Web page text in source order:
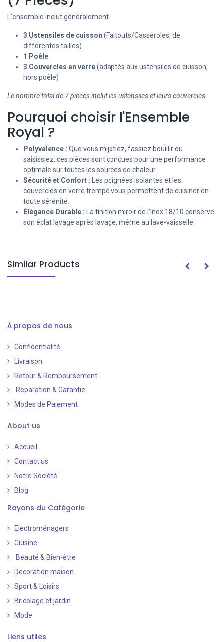
L'ensemble inclut généralement :
3 Ustensiles de cuisson (Faitouts/Casseroles, de
différentes tailles)
1 Poêle
3 Couvercles en verre(adaptés aux ustensiles de cuisson,
hors poêle)
Le nombre total de 7 pièces inclut les ustensiles et leurs couvercles.
Pourquoi choisir l'Ensemble
Royal ?
Polyvalence : Que vous mijotiez, fassiez bouillir ou
saisissiez, ces pièces sont conçues pour une performance
optimale sur toutes les sources de chaleur.
Sécurité et Confort : Les poignées isolantes et les
couvercles en verre trempé vous permettent de cuisiner en
toute sérénité.
Élégance Durable : La finition miroir de l'Inox 18/10 conserve
son éclat lavage après lavage, même au lave-vaisselle.
Similar Products
À propos de nous
Confidentialité
Livraison
Retour & Remboursement
Reparation & Garantie
Modes de Paiement
About us
Accueil
Contact us
Notre Société
Blog
Rayons du Catégorie
Electroménagers
Cuisine
Beauté & Bien-être
Decoration maison
Sport & Loisirs
Bricolage et jardin
Mode
Liens utiles